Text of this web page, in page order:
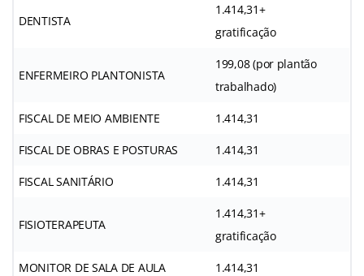
DENTISTA
1.414,31+
gratificação
ENFERMEIRO PLANTONISTA
199,08 (por plantão
trabalhado)
FISCAL DE MEIO AMBIENTE 1.414,31
FISCAL DE OBRAS E POSTURAS 1.414,31
FISCAL SANITÁRIO 1.414,31
FISIOTERAPEUTA
1.414,31+
gratificação
MONITOR DE SALA DE AULA 1.414,31